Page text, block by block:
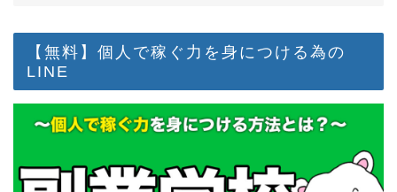
【無料】個人で稼ぐ力を身につける為の
LINE